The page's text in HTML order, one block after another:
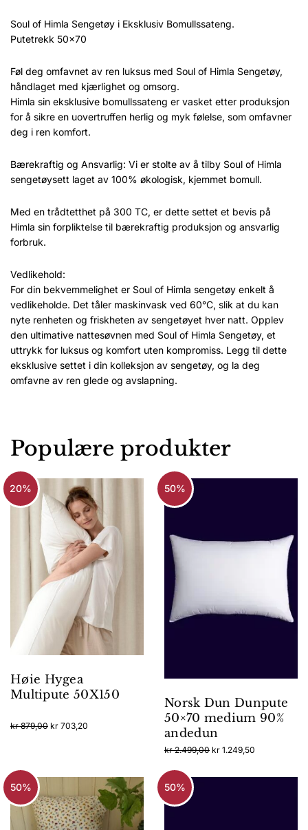
Soul of Himla Sengetøy i Eksklusiv Bomullssateng.
Putetrekk 50×70
Føl deg omfavnet av ren luksus med Soul of Himla Sengetøy,
håndlaget med kjærlighet og omsorg.
Himla sin eksklusive bomullssateng er vasket etter produksjon
for å sikre en uovertruffen herlig og myk følelse, som omfavner
deg i ren komfort.
Bærekraftig og Ansvarlig: Vi er stolte av å tilby Soul of Himla
sengetøysett laget av 100% økologisk, kjemmet bomull.
Med en trådtetthet på 300 TC, er dette settet et bevis på
Himla sin forpliktelse til bærekraftig produksjon og ansvarlig
forbruk.
Vedlikehold:
For din bekvemmelighet er Soul of Himla sengetøy enkelt å
vedlikeholde. Det tåler maskinvask ved 60°C, slik at du kan
nyte renheten og friskheten av sengetøyet hver natt. Opplev
den ultimative nattesøvnen med Soul of Himla Sengetøy, et
uttrykk for luksus og komfort uten kompromiss. Legg til dette
eksklusive settet i din kolleksjon av sengetøy, og la deg
omfavne av ren glede og avslapning.
Populære produkter
20%
Høie Hygea
Multipute 50X150
kr879,00 Opprinnelig
kr 703,20
50%
Norsk Dun Dunpute
50×70 medium 90%
andedun
kr2.499,00 Opprinnelig
kr 1.249,50
50% 50%